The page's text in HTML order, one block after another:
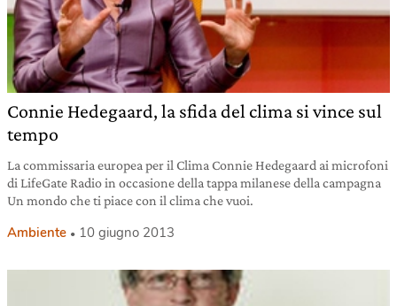
Connie Hedegaard, la sfida del clima si vince sul
tempo
La commissaria europea per il Clima Connie Hedegaard ai microfoni
di LifeGate Radio in occasione della tappa milanese della campagna
Un mondo che ti piace con il clima che vuoi.
Ambiente 10 giugno 2013